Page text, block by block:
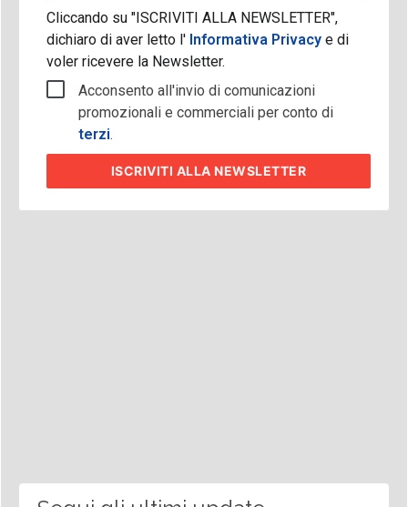
Cliccando su "ISCRIVITI ALLA NEWSLETTER",
dichiaro di aver letto l'Informativa Privacy e di
voler ricevere la Newsletter.
Acconsento all'invio di comunicazioni
promozionali e commerciali per conto di
terzi.
ISCRIVITI ALLA NEWSLETTER